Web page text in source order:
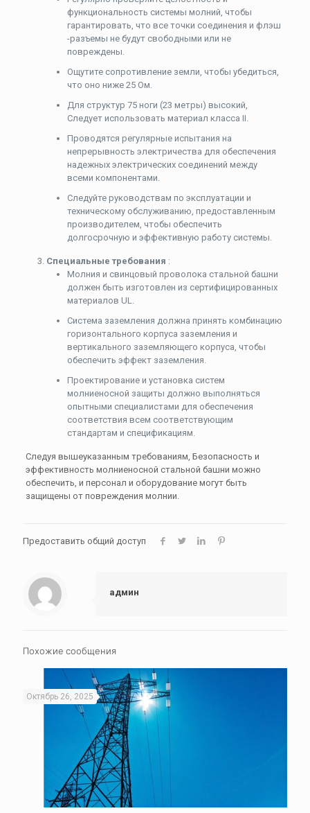
функциональность системы молний, ​​чтобы
гарантировать, что все точки соединения и флэш
-разъемы не будут свободными или не
повреждены.
Ощутите сопротивление земли, чтобы убедиться,
что оно ниже 25 Ом.
Для структур 75 ноги (23 метры) высокий,
Следует использовать материал класса II.
Проводятся регулярные испытания на
непрерывность электричества для обеспечения
надежных электрических соединений между
всеми компонентами.
Следуйте руководствам по эксплуатации и
техническому обслуживанию, предоставленным
производителем, чтобы обеспечить
долгосрочную и эффективную работу системы.
Специальные требования :
Молния и свинцовый проволока стальной башни
должен быть изготовлен из сертифицированных
материалов UL.
Система заземления должна принять комбинацию
горизонтального корпуса заземления и
вертикального заземляющего корпуса, чтобы
обеспечить эффект заземления.
Проектирование и установка систем
молниеносной защиты должно выполняться
опытными специалистами для обеспечения
соответствия всем соответствующим
стандартам и спецификациям.
Следуя вышеуказанным требованиям, Безопасность и
эффективность молниеносной стальной башни можно
обеспечить, и персонал и оборудование могут быть
защищены от повреждения молнии.
Предоставить общий доступ
админ
Похожие сообщения
Октябрь 26, 2025